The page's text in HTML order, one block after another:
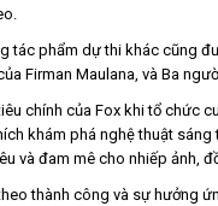
tác phẩm dự thi khác cũng
Firman Maulana, và Ba
chính của Fox khi tổ chức
khám phá nghệ thuật
và đam mê cho nhiếp ảnh,
thành công và sự hưởng